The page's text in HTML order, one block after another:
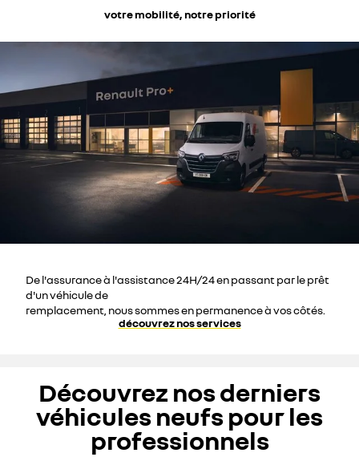
votre mobilité, notre priorité
De l'assurance à l'assistance 24H/24 en passant par le prêt
d'un véhicule de
remplacement, nous sommes en permanence à vos côtés.
découvrez nos services
Découvrez nos derniers
véhicules neufs pour les
professionnels